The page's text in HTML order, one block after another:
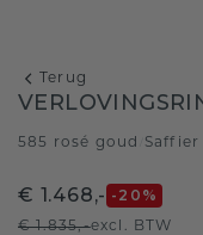
Terug
585 rosé goud Saffier
€ 1.468,- -20 %
€ 1.835,-excl. BTW